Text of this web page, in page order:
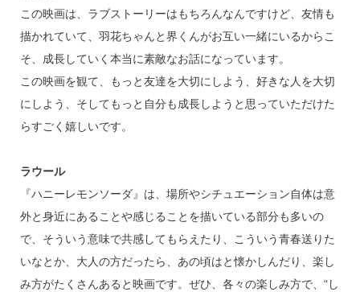
この映画は、ラブストーリーはもちろんなんですけど、友情も
描かれていて、羽花ちゃんと界くんがお互い一緒にいるからこ
そ、成長していく本当に素敵なお話になっています。
この映画を観て、もっと友達を大切にしよう、好きな人を大切
にしよう、そしてもっと自分も成長しようと思っていただけた
らすごく嬉しいです。
ラウール
『ハニーレモンソーダ』は、場所やシチュエーション自体は意
外と身近にあることや感じることを描いている部分も多いの
で、そういう意味で共感してもらえたり、こういう青春送りた
いなとか、大人の方だったら、あの頃はと懐かしんだり、楽し
み方がたくさんあると映画です。ぜひ、各々の楽しみ方で、“し